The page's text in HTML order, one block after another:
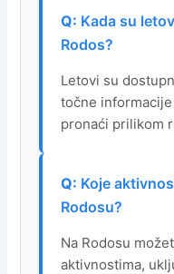
Kada su
Rodos?
Letovi su
točne
pronaći prilikom
Koje
Rodosu?
Na Rodosu
aktivnostima,